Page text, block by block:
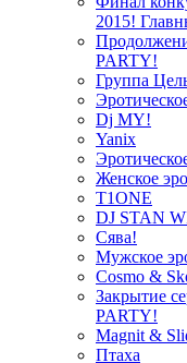
2015!
PARTY!
Группа
Dj MY!
Yanix
Женское
T1ONE
DJ STAN
Сява!
Мужское
Cosmo &
Закрытие
PARTY!
Magnit &
Птаха